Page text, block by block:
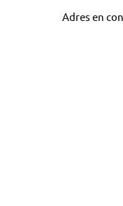
Adres en